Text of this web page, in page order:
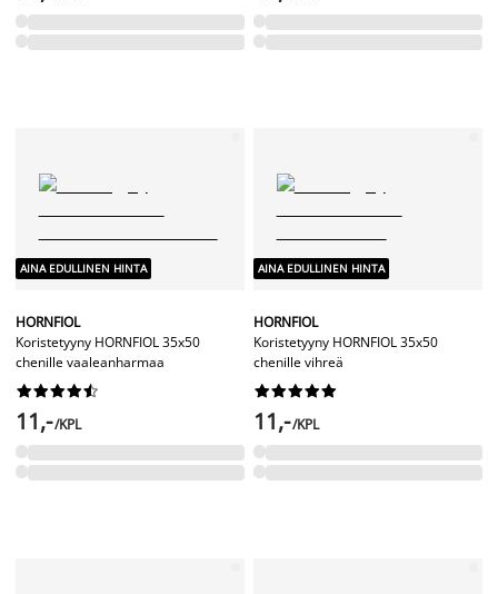
AINA EDULLINEN HINTA
HORNFIOL
Koristetyyny HORNFIOL 35x50
chenille vaaleanharmaa






11,-/KPL
AINA EDULLINEN HINTA
HORNFIOL
Koristetyyny HORNFIOL 35x50
chenille vihreä






11,-/KPL